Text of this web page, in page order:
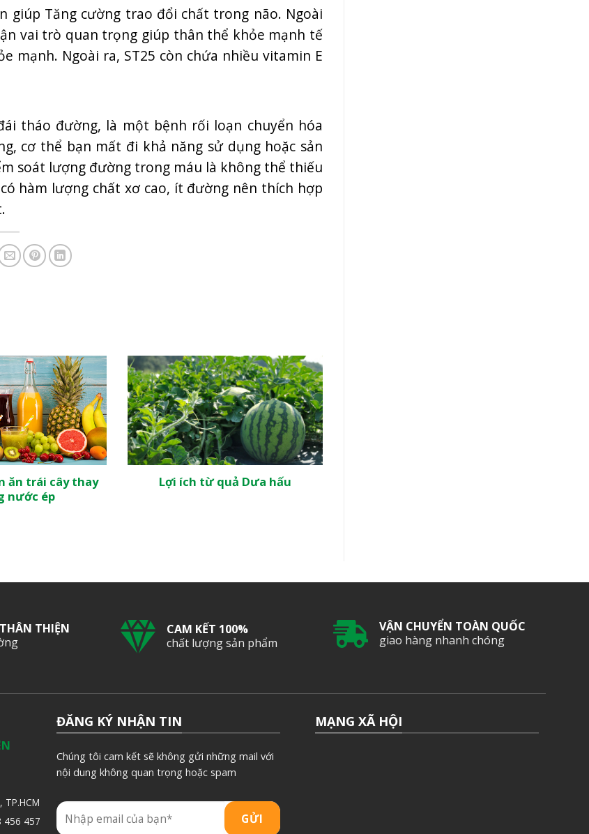
giúp Tăng cường trao đổi chất trong não. Ngoài
vai trò quan trọng giúp thân thể khỏe mạnh tế
Ngoài ra, ST25 còn chứa nhiều vitamin E
tháo đường, là một bệnh rối loạn chuyển hóa
cơ thể bạn mất đi khả năng sử dụng hoặc sản
soát lượng đường trong máu là không thể thiếu
hàm lượng chất xơ cao, ít đường nên thích hợp
ăn trái cây thay
nước ép
Lợi ích từ quả Dưa hấu
THIỆN
CAM KẾT 100%
chất lượng sản phẩm
VẬN CHUYỂN TOÀN QUỐC
giao hàng nhanh chóng
456 457
ĐĂNG KÝ NHẬN TIN
Chúng tôi cam kết sẽ không gửi những mail với
nội dung không quan trọng hoặc spam
MẠNG XÃ HỘI